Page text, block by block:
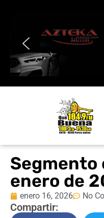
Segmento
enero de
enero 16, 2026 No
Compartir: